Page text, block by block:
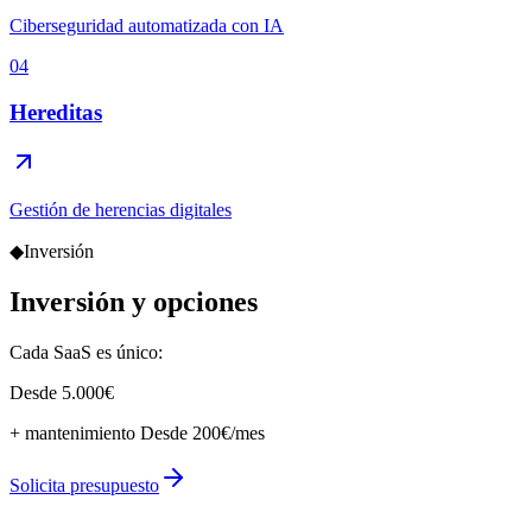
Ciberseguridad automatizada con IA
04
Hereditas
Gestión de herencias digitales
◆Inversión
Inversión y opciones
Cada SaaS es único:
Desde 5.000€
+ mantenimiento Desde 200€/mes
Solicita presupuesto